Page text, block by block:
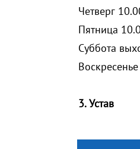
Четверг
Пятница
Суббота
3. Устав